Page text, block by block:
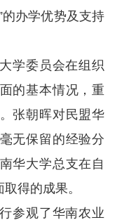
办学优势及支持
学委员会在组织
的基本情况，重
张朝晖对民盟华
无保留的经验分
华大学总支在自
得的成果。
参观了华南农业